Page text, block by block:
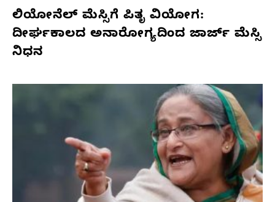
ಲಿಯೋನೆಲ್ ಮೆಸ್ಸಿಗೆ ಪಿತೃ ವಿಯೋಗ:
ದೀರ್ಘಕಾಲದ ಅನಾರೋಗ್ಯದಿಂದ ಜಾರ್ಜ್ ಮೆಸ್ಸಿ
ನಿಧನ